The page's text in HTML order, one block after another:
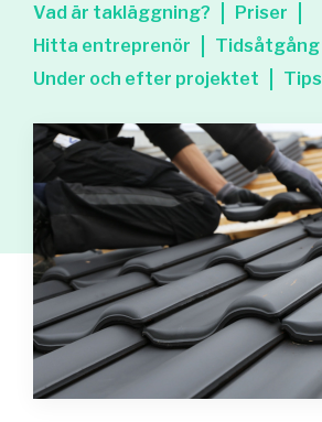
Vad är takläggning?
Priser
Hitta entreprenör
Tidsåtgång
Under och efter projektet
Tips